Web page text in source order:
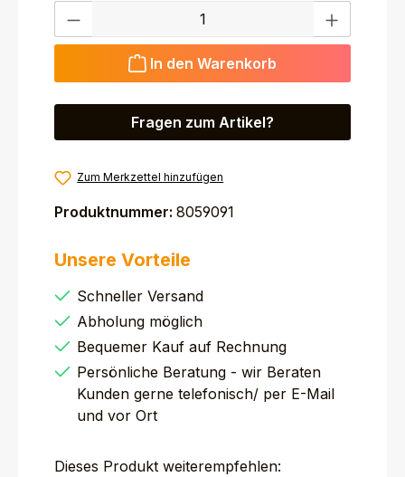
Produkt Anzahl: Gib den gewünschten Wert ein
In den Warenkorb
Fragen zum Artikel?
Zum Merkzettel hinzufügen
Produktnummer: 8059091
Unsere Vorteile
Schneller Versand
Abholung möglich
Bequemer Kauf auf Rechnung
Persönliche Beratung - wir Beraten
Kunden gerne telefonisch/ per E-Mail
und vor Ort
Dieses Produkt weiterempfehlen: